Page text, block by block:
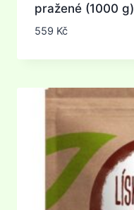
pražené (1000 g)
559 Kč